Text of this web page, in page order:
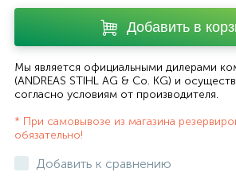
Добавить в
Мы является официальными дилерами
(ANDREAS STIHL AG & Co. KG) и
согласно условиям от производителя.
* При самовывозе из магазина
обязательно!
Добавить к сравнению